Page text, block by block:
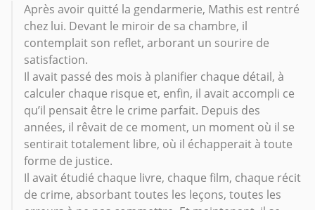
Après avoir quitté la gendarmerie, Mathis est rentré
chez lui. Devant le miroir de sa chambre, il
contemplait son reflet, arborant un sourire de
satisfaction.
Il avait passé des mois à planifier chaque détail, à
calculer chaque risque et, enfin, il avait accompli ce
qu’il pensait être le crime parfait. Depuis des
années, il rêvait de ce moment, un moment où il se
sentirait totalement libre, où il échapperait à toute
forme de justice.
Il avait étudié chaque livre, chaque film, chaque récit
de crime, absorbant toutes les leçons, toutes les